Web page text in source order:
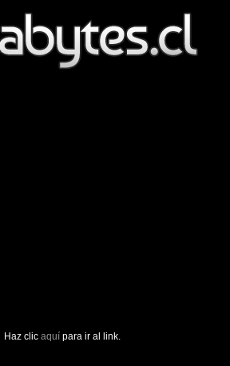
Haz clic aquí para ir al link.